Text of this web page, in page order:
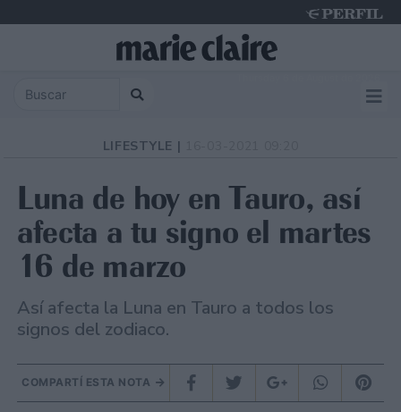
LIFESTYLE |
Luna de hoy en Tauro, así
afecta a tu signo el martes
16 de marzo
Así afecta la Luna en Tauro a todos los
signos del zodiaco.
COMPARTÍ ESTA NOTA